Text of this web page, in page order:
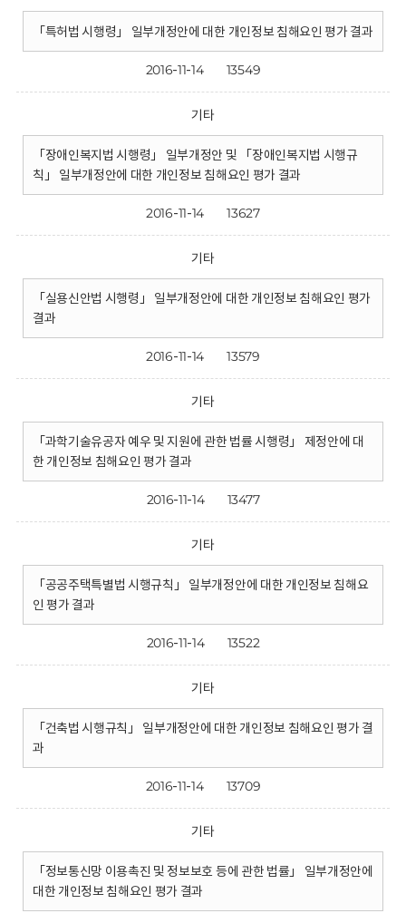
「특허법 시행령」 일부개정안에 대한 개인정보 침해요인 평가 결과
2016-11-14 13549
기타
「장애인복지법 시행령」 일부개정안 및 「장애인복지법 시행규
칙」 일부개정안에 대한 개인정보 침해요인 평가 결과
2016-11-14 13627
기타
「실용신안법 시행령」 일부개정안에 대한 개인정보 침해요인 평가
결과
2016-11-14 13579
기타
「과학기술유공자 예우 및 지원에 관한 법률 시행령」 제정안에 대
한 개인정보 침해요인 평가 결과
2016-11-14 13477
기타
「공공주택특별법 시행규칙」 일부개정안에 대한 개인정보 침해요
인 평가 결과
2016-11-14 13522
기타
「건축법 시행규칙」 일부개정안에 대한 개인정보 침해요인 평가 결
과
2016-11-14 13709
기타
「정보통신망 이용촉진 및 정보보호 등에 관한 법률」 일부개정안에
대한 개인정보 침해요인 평가 결과